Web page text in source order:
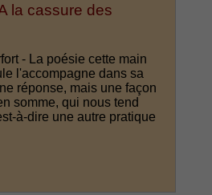
la cassure des
- La poésie cette main
l'accompagne dans sa
réponse, mais une façon
somme, qui nous tend
à-dire une autre pratique